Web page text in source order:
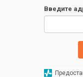
Введите